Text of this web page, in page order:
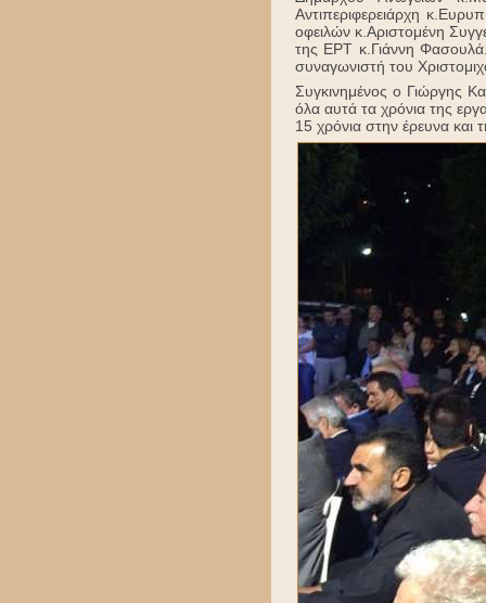
Αντιπεριφερειάρχη
οφειλών κ.Αριστομένη
της ΕΡΤ κ.Γιάννη
συναγωνιστή του
Συγκινημένος ο Γιώργης
όλα αυτά τα χρόνια της
15 χρόνια στην έρευνα και